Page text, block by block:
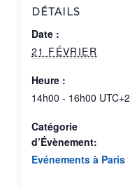
DÉTAILS
Date :
21 FÉVRIER
Heure :
14h00 - 16h00 UTC+2
Catégorie
d’Évènement:
Evénements à Paris